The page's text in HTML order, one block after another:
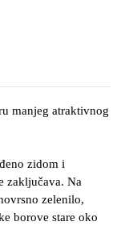
manjeg atraktivnog
zidom i
zaključava. Na
zelenilo,
borove stare oko